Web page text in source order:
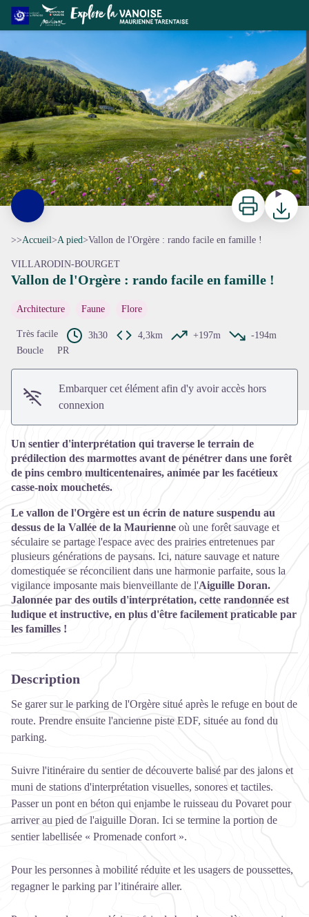
Vallon de l'Orgère : rando facile en famille !
Imprimer
>>Accueil>A pied>Vallon de l'Orgère : rando facile en famille !
VILLARODIN-BOURGET
Vallon de l'Orgère : rando facile en famille !
Architecture Faune Flore
Très facile 3h30 4,3km +197m
-194m
Boucle
PR
Embarquer cet élément afin d'y avoir accès hors
connexion
Un sentier d'interprétation qui traverse le terrain de
prédilection des marmottes avant de pénétrer dans une forêt
de pins cembro multicentenaires, animée par les facétieux
casse-noix mouchetés.
Le vallon de l'Orgère est un écrin de nature suspendu au
dessus de la Vallée de la Maurienne où une forêt sauvage et
séculaire se partage l'espace avec des prairies entretenues par
plusieurs générations de paysans. Ici, nature sauvage et nature
domestiquée se réconcilient dans une harmonie parfaite, sous la
vigilance imposante mais bienveillante de l'Aiguille Doran.
Jalonnée par des outils d'interprétation, cette randonnée est
ludique et instructive, en plus d'être facilement praticable par
les familles !
Description
Se garer sur le parking de l'Orgère situé après le refuge en bout de
route. Prendre ensuite l'ancienne piste EDF, située au fond du
parking.
Suivre l'itinéraire du sentier de découverte balisé par des jalons et
muni de stations d'interprétation visuelles, sonores et tactiles.
Passer un pont en béton qui enjambe le ruisseau du Povaret pour
arriver au pied de l'aiguille Doran. Ici se termine la portion de
sentier labellisée « Promenade confort ».
Pour les personnes à mobilité réduite et les usagers de poussettes,
regagner le parking par l’itinéraire aller.